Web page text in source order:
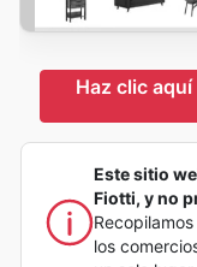
Haz clic
Este sitio
Fiotti, y no
los